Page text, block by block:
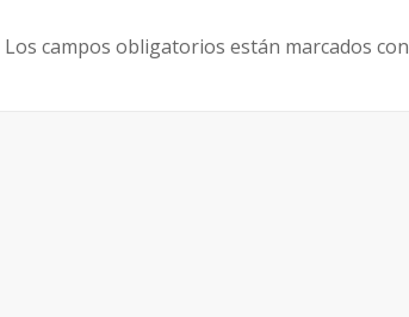
Los campos obligatorios están marcados con